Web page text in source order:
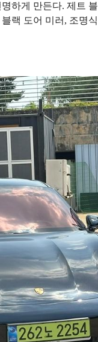
하게 만든다. 제트
랙 도어 미러, 조명